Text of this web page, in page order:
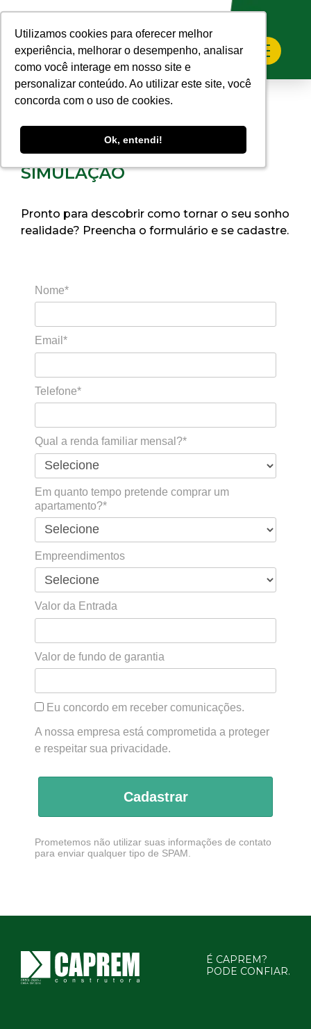
Utilizamos cookies para oferecer melhor
experiência, melhorar o desempenho, analisar
como você interage em nosso site e
personalizar conteúdo. Ao utilizar este site, você
concorda com o uso de cookies.
Ok, entendi!
Utilizamos cookies para oferecer melhor
experiência, melhorar o desempenho, analisar
como você interage em nosso site e
personalizar conteúdo. Ao utilizar este site, você
concorda com o uso de cookies.
Ok, entendi!
SIMULAÇÃO
Pronto para descobrir como tornar o seu sonho
realidade? Preencha o formulário e se cadastre.
Nome*
Email*
Telefone*
Qual a renda familiar mensal?*
Em quanto tempo pretende comprar um
apartamento?*
Empreendimentos
Valor da Entrada
Valor de fundo de garantia
Eu concordo em receber comunicações.
A nossa empresa está comprometida a proteger
e respeitar sua privacidade.
Cadastrar
Prometemos não utilizar suas informações de contato
para enviar qualquer tipo de SPAM.
É CAPREM?
PODE CONFIAR.